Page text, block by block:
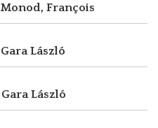
Monod, François
Gara László
Gara László